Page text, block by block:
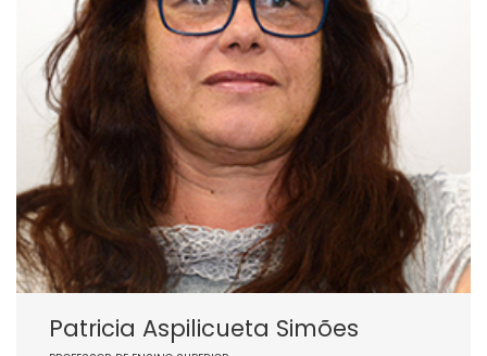
Patricia Aspilicueta Simões